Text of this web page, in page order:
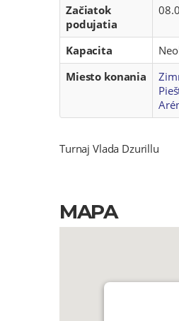
Začiatok
podujatia
Kapacita
Miesto konania
Turnaj Vlada Dzurillu
MAPA